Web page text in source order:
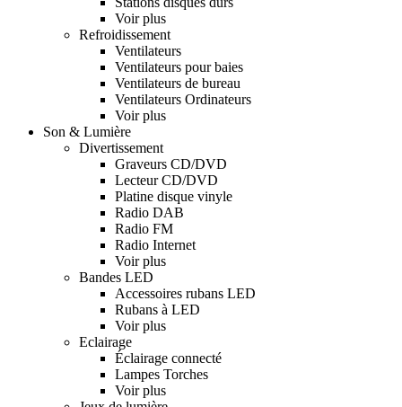
Voir plus
Refroidissement
Ventilateurs
Ventilateurs pour baies
Ventilateurs de bureau
Ventilateurs Ordinateurs
Voir plus
Son & Lumière
Divertissement
Graveurs CD/DVD
Lecteur CD/DVD
Platine disque vinyle
Radio DAB
Radio FM
Radio Internet
Voir plus
Bandes LED
Accessoires rubans LED
Rubans à LED
Voir plus
Eclairage
Éclairage connecté
Lampes Torches
Voir plus